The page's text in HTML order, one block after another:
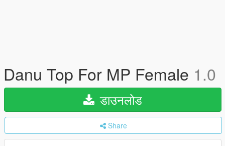
Danu Top For MP Female 1.0
डाउनलोड
Share